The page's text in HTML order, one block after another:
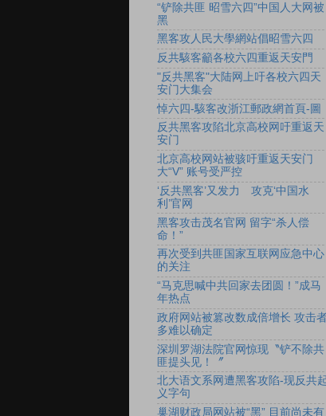
“铲除共匪 昭雪六四”中国人大网被
黑
黑客攻人民大學網站倡昭雪六四
反共駭客籲各校六四重返天安門
"反共黑客"大陆网上吁各校六四天
安门大集会
悼六四-駭客改浙江郵政網首頁-圖
反共黑客攻陷北京高校网吁重返天
安门
北京高校网站被骇吁重返天安门
大“V” 账号受严控
‘反共黑客’又发力 攻克‘中国水
利’官网
黑客攻击茂名官网 留字“杀人偿
命！”
再次受到共匪国家互联网应急中心
的关注
“马克思喊中共回家去团圆！”成马
年热点
政府网站被篡改数成倍增长 攻击
多难以确定
深圳罗湖法院官网惊现〝铲不除共
匪提头见！〞
北大语文系网遭黑客攻陷-现反共
义字句
巢湖财政局网站被“黑” 目前尚未有